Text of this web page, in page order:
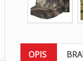
OPIS